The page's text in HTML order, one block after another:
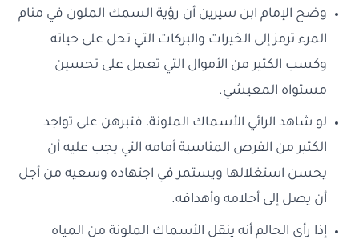
وضح الإمام ابن سيرين أن رؤية السمك الملون في منام
المرء ترمز إلى الخيرات والبركات التي تحل على حياته
وكسب الكثير من الأموال التي تعمل على تحسين
مستواه المعيشي.
لو شاهد الرائي الأسماك الملونة، فتبرهن على تواجد
الكثير من الفرص المناسبة أمامه التي يجب عليه أن
يحسن استغلالها ويستمر في اجتهاده وسعيه من أجل
أن يصل إلى أحلامه وأهدافه.
إذا رأى الحالم أنه ينقل الأسماك الملونة من المياه